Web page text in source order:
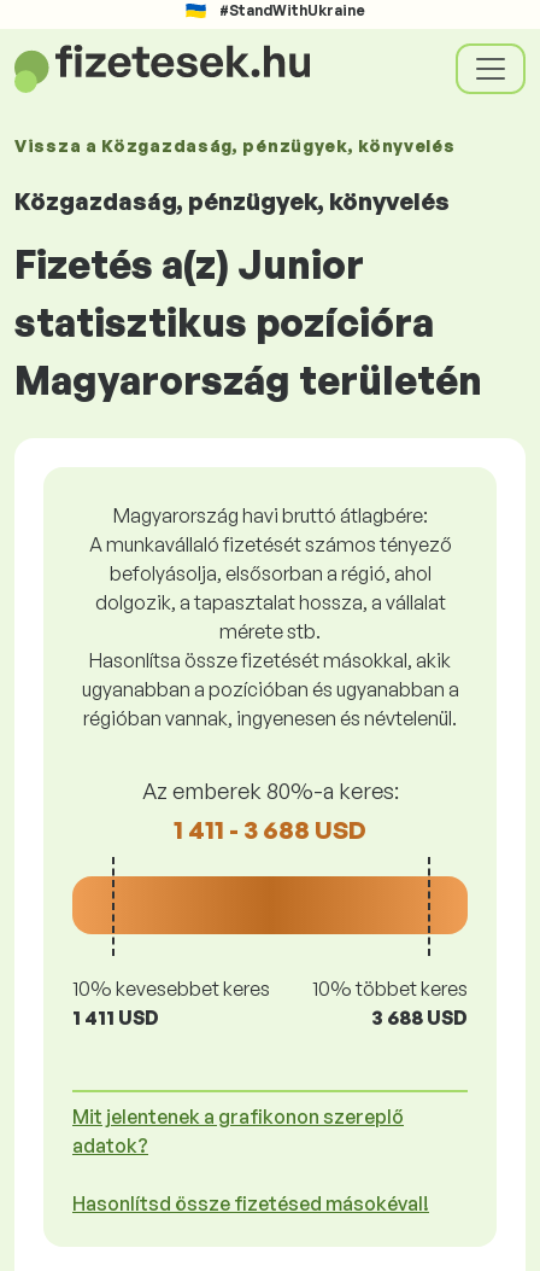
#StandWithUkraine
Vissza a Közgazdaság, pénzügyek, könyvelés
Közgazdaság, pénzügyek, könyvelés
Fizetés a(z) Junior
statisztikus pozícióra
Magyarország területén
Magyarország havi bruttó átlagbére:
A munkavállaló fizetését számos tényező
befolyásolja, elsősorban a régió, ahol
dolgozik, a tapasztalat hossza, a vállalat
mérete stb.
Hasonlítsa össze fizetését másokkal, akik
ugyanabban a pozícióban és ugyanabban a
régióban vannak, ingyenesen és névtelenül.
Az emberek 80%-a keres:
1 411 - 3 688 USD
10% kevesebbet keres
1 411 USD
10% többet keres
3 688 USD
Mit jelentenek a grafikonon szereplő
adatok?
Hasonlítsd össze fizetésed másokéval!